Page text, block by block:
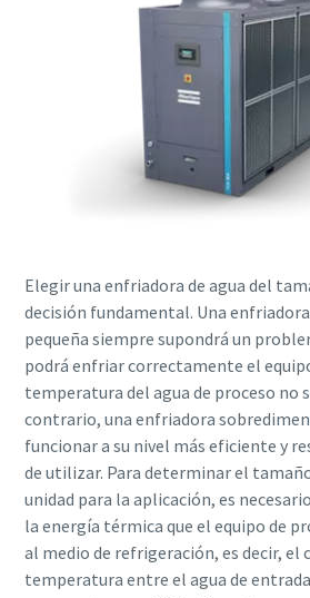
Elegir una enfriadora de agua del
decisión fundamental. Una enfriadora
pequeña siempre supondrá un
podrá enfriar correctamente el
temperatura del agua de proceso no
contrario, una enfriadora
funcionar a su nivel más eficiente y
de utilizar. Para determinar el
unidad para la aplicación, es
la energía térmica que el equipo de
al medio de refrigeración, es decir, el
temperatura entre el agua de